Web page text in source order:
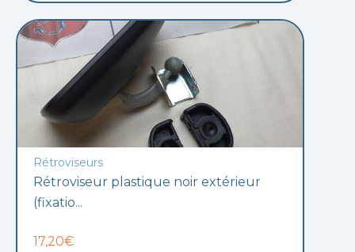
Rétroviseurs
Rétroviseur plastique noir extérieur
(fixatio...
17,20€